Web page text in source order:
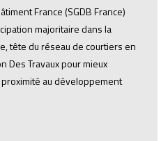
France (SGDB France)
majoritaire dans la
tête du réseau de courtiers en
Des Travaux pour mieux
au développement